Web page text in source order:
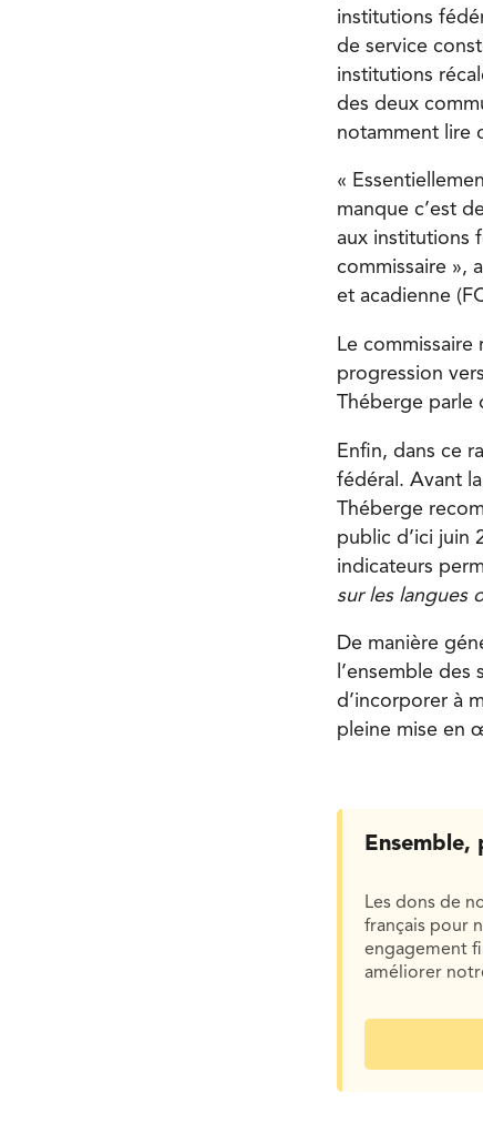
institutions
de service
institutions
des deux
notamment lire
«
manque c’est
aux institutions
commissaire »,
et acadienne
Le
progression
Théberge parle
Enfin, dans ce
fédéral. Avant
Théberge
public d’ici juin
indicateurs
sur les langues
De manière
l’ensemble
d’incorporer à
pleine mise en
Les dons de
français pour
engagement
améliorer